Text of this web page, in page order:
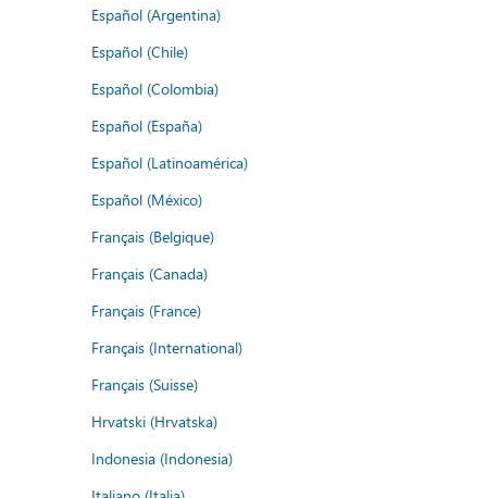
Español (Argentina)
Español (Chile)
Español (Colombia)
Español (España)
Español (Latinoamérica)
Español (México)
Français (Belgique)
Français (Canada)
Français (France)
Français (International)
Français (Suisse)
Hrvatski (Hrvatska)
Indonesia (Indonesia)